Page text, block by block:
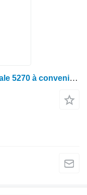
Réducteur Fendt Transmission finale 5270 à convenir pour moissonneuse-batteuse Fendt 5270